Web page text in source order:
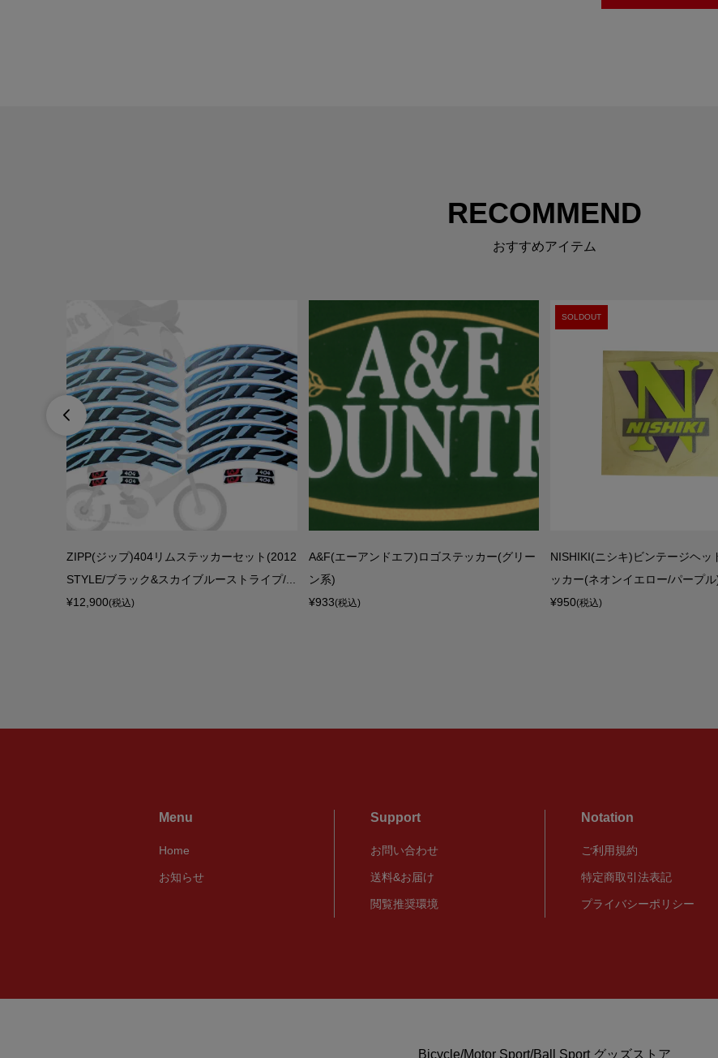
RECOMMEND
おすすめアイテム

ZIPP(ジップ)404リムステッカーセット(2012
STYLE/ブラック&スカイブルーストライプ/...
¥12,900(税込)
A&F(エーアンドエフ)ロゴステッカー(グリー
ン系)
¥933(税込)
SOLDOUT
NISHIKI(ニシキ)ビンテージヘッ
ッカー(ネオンイエロー/パープル
¥950(税込)
Menu
Home
お知らせ
Support
お問い合わせ
送料&お届け
閲覧推奨環境
Notation
ご利用規約
特定商取引法表記
プライバシーポリシー
Bicycle/Motor Sport/Ball Sport グッズストア